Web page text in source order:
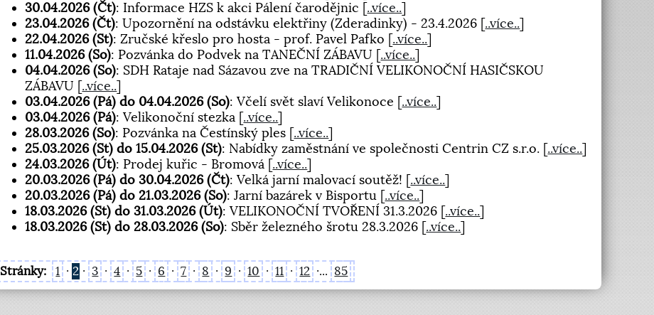
30.04.2026 (Čt): Informace HZS k akci Pálení čarodějnic [..více..]
23.04.2026 (Čt): Upozornění na odstávku elektřiny (Zderadinky) - 23.4.2026 [..více..]
22.04.2026 (St): Zručské křeslo pro hosta - prof. Pavel Pafko [..více..]
11.04.2026 (So): Pozvánka do Podvek na TANEČNÍ ZÁBAVU [..více..]
04.04.2026 (So): SDH Rataje nad Sázavou zve na TRADIČNÍ VELIKONOČNÍ HASIČSKOU
ZÁBAVU [..více..]
03.04.2026 (Pá) do 04.04.2026 (So): Včelí svět slaví Velikonoce [..více..]
03.04.2026 (Pá): Velikonoční stezka [..více..]
28.03.2026 (So): Pozvánka na Čestínský ples [..více..]
25.03.2026 (St) do 15.04.2026 (St): Nabídky zaměstnání ve společnosti Centrin CZ s.r.o. [..více..]
24.03.2026 (Út): Prodej kuřic - Bromová [..více..]
20.03.2026 (Pá) do 30.04.2026 (Čt): Velká jarní malovací soutěž! [..více..]
20.03.2026 (Pá) do 21.03.2026 (So): Jarní bazárek v Bisportu [..více..]
18.03.2026 (St) do 31.03.2026 (Út): VELIKONOČNÍ TVOŘENÍ 31.3.2026 [..více..]
18.03.2026 (St) do 28.03.2026 (So): Sběr železného šrotu 28.3.2026 [..více..]
Stránky: 1 · 2 · 3 · 4 · 5 · 6 · 7 · 8 · 9 · 10 · 11 · 12 ·... 85